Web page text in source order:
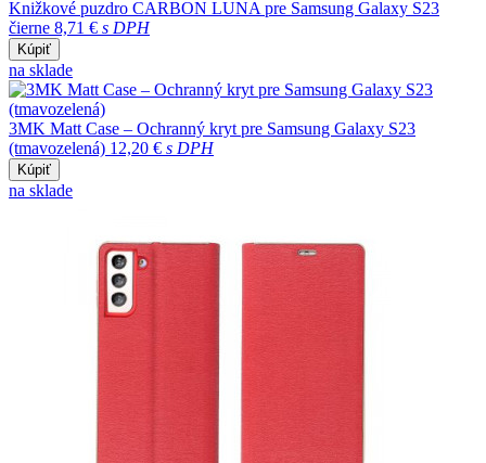
Knižkové puzdro CARBON LUNA pre Samsung Galaxy S23
čierne 8,71 € s DPH
Kúpiť
na sklade
3MK Matt Case – Ochranný kryt pre Samsung Galaxy S23
(tmavozelená) 12,20 € s DPH
Kúpiť
na sklade